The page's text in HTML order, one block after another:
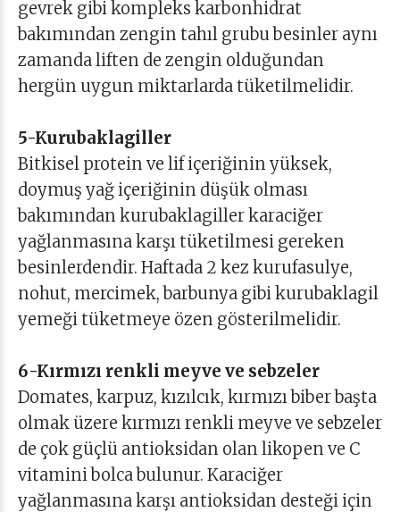
gevrek gibi kompleks karbonhidrat
bakımından zengin tahıl grubu besinler aynı
zamanda liften de zengin olduğundan
hergün uygun miktarlarda tüketilmelidir.
5-Kurubaklagiller
Bitkisel protein ve lif içeriğinin yüksek,
doymuş yağ içeriğinin düşük olması
bakımından kurubaklagiller karaciğer
yağlanmasına karşı tüketilmesi gereken
besinlerdendir. Haftada 2 kez kurufasulye,
nohut, mercimek, barbunya gibi kurubaklagil
yemeği tüketmeye özen gösterilmelidir.
6-Kırmızı renkli meyve ve sebzeler
Domates, karpuz, kızılcık, kırmızı biber başta
olmak üzere kırmızı renkli meyve ve sebzeler
de çok güçlü antioksidan olan likopen ve C
vitamini bolca bulunur. Karaciğer
yağlanmasına karşı antioksidan desteği için